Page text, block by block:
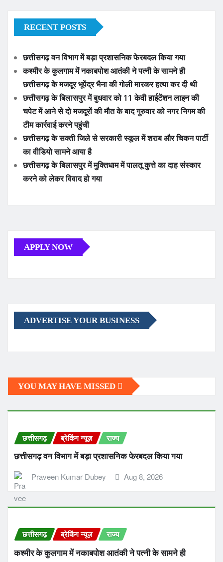
RECENT POSTS
छत्तीसगढ़ वन विभाग में बड़ा प्रशासनिक फेरबदल किया गया
कश्मीर के कुलगाम में नकाबपोश आतंकी ने पत्नी के सामने ही
छत्तीसगढ़ के मजदूर भूपेंद्र भैना की गोली मारकर हत्या कर दी थी
छत्तीसगढ़ के बिलासपुर में बुधवार को 11 केवी हाईटेंशन लाइन की
चपेट में आने से दो मजदूरों की मौत के बाद गुरुवार को नगर निगम की
टीम कार्रवाई करने पहुंची
छत्तीसगढ़ के सक्ती जिले से सरकारी स्कूल में शराब और चिकन पार्टी
का वीडियो सामने आया है
छत्तीसगढ़ के बिलासपुर में मुक्तिधाम में पालतू कुत्ते का दाह संस्कार
करने को लेकर विवाद हो गया
APPLY NOW
ADVERTISE YOUR BUSINESS
YOU MAY HAVE MISSED
छत्तीसगढ़ ब्रेकिंग न्यूज़ राज्य
छत्तीसगढ़ वन विभाग में बड़ा प्रशासनिक फेरबदल किया गया
Praveen Kumar Dubey Aug 8, 2026
छत्तीसगढ़ ब्रेकिंग न्यूज़ राज्य
कश्मीर के कुलगाम में नकाबपोश आतंकी ने पत्नी के सामने ही